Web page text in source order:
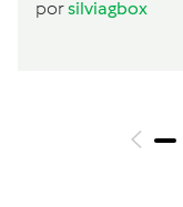
porsilviagbox